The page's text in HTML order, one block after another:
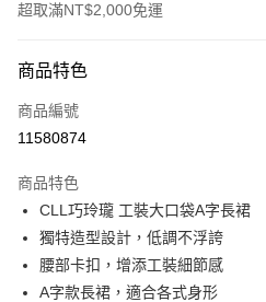
超取滿NT$2,000免運
信用卡一次付款
信用卡分期付款
合作金庫商業銀行
華南商業銀行
上海商業儲蓄銀行
國泰世華商業銀行
臺灣中小企業銀行
超商取貨付款
LINE Pay
Apple Pay
商品特色
商品編號
11580874
商品特色
CLL巧玲瓏 工裝大口袋A字長裙
獨特造型設計，低調不浮誇
腰部卡扣，增添工裝細節感
A字款長裙，適合各式身形